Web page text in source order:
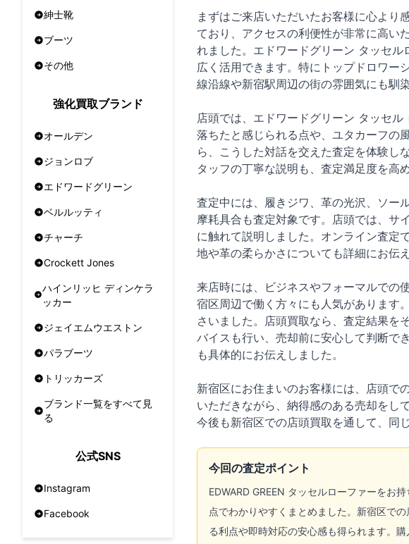
紳士靴
ブーツ
その他
強化買取ブランド
オールデン
ジョンロブ
エドワードグリーン
ベルルッティ
チャーチ
Crockett Jones
ハインリッヒ ディンケラ
ッカー
ジェイエムウエストン
パラブーツ
トリッカーズ
ブランド一覧をすべて見
る
公式SNS
Instagram
Facebook
まずはご来店いただいたお客様に心より
ており、アクセスの利便性が非常に高い
れました。エドワードグリーン タッセ
広く活用できます。特にトップドロワー
線沿線や新宿駅周辺の街の雰囲気にも馴
店頭では、エドワードグリーン タッセ
落ちたと感じられる点や、ユタカーフの
ら、こうした対話を交えた査定を体験し
タッフの丁寧な説明も、査定満足度を高
査定中には、履きジワ、革の光沢、ソー
摩耗具合も査定対象です。店頭では、サ
に触れて説明しました。オンライン査定
地や革の柔らかさについても詳細にお伝
来店時には、ビジネスやフォーマルでの
宿区周辺で働く方々にも人気があります
さいました。店頭買取なら、査定結果を
バイスも行い、売却前に安心して判断で
も具体的にお伝えしました。
新宿区にお住まいのお客様には、店頭で
いただきながら、納得感のある売却をし
今後も新宿区での店頭買取を通して、同
今回の査定ポイント
EDWARD GREEN タッセルローファーをお
点でわかりやすくまとめました。新宿区で
る利点や即時対応の安心感も得られます。